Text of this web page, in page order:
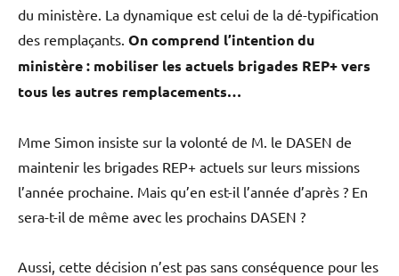
du ministère. La dynamique est celui de la dé-typification
des remplaçants. On comprend l’intention du
ministère : mobiliser les actuels brigades REP+ vers
tous les autres remplacements…
Mme Simon insiste sur la volonté de M. le DASEN de
maintenir les brigades REP+ actuels sur leurs missions
l’année prochaine. Mais qu’en est-il l’année d’après ? En
sera-t-il de même avec les prochains DASEN ?
Aussi, cette décision n’est pas sans conséquence pour les